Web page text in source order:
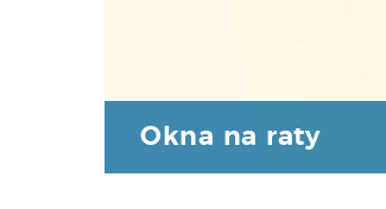
Okna na raty